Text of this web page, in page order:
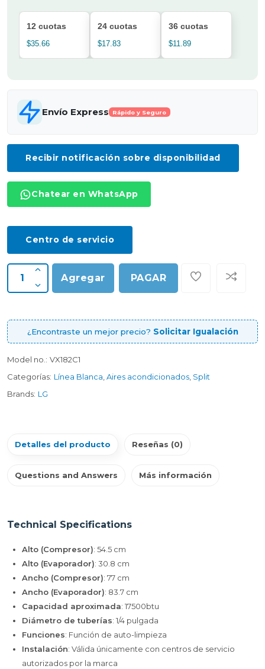
12 cuotas
$35.66
24 cuotas
$17.83
36 cuotas
$11.89
Envío Express Rápido y Seguro
Recibir notificación sobre disponibilidad
Chatear en WhatsApp
Centro de servicio
Agregar PAGAR
¿Encontraste un mejor precio? Solicitar Igualación
Model no.: VX182C1
Categorías: Línea Blanca Aires acondicionados Split
Brands: LG
Detalles del producto Reseñas (0)
Questions and Answers Más información
Technical Specifications
Alto (Compresor): 54.5 cm
Alto (Evaporador): 30.8 cm
Ancho (Compresor): 77 cm
Ancho (Evaporador): 83.7 cm
Capacidad aproximada: 17500btu
Diámetro de tuberías: 1/4 pulgada
Funciones: Función de auto-limpieza
Instalación: Válida únicamente con centros de servicio
autorizados por la marca